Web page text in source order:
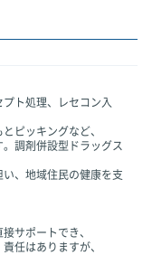
ト処理、レセコン入
ピッキングなど、
調剤併設型ドラッグス
、地域住民の健康を支
サポートでき、
任はありますが、